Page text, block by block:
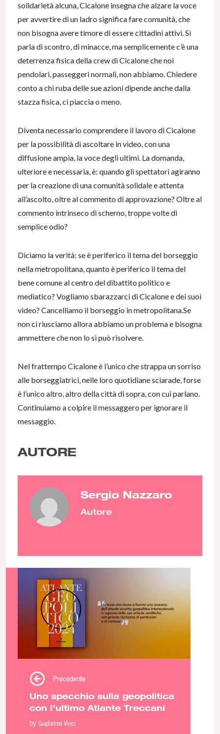
solidarietà alcuna, Cicalone insegna che alzare la voce
per avvertire di un ladro significa fare comunità, che
non bisogna avere timore di essere cittadini attivi. Si
parla di scontro, di minacce, ma semplicemente c’è una
deterrenza fisica della crew di Cicalone che noi
pendolari, passeggeri normali, non abbiamo. Chiedere
conto a chi ruba delle sue azioni dipende anche dalla
stazza fisica, ci piaccia o meno.
Diventa necessario comprendere il lavoro di Cicalone
per la possibilità di ascoltare in video, con una
diffusione ampia, la voce degli ultimi. La domanda,
ulteriore e necessaria, è: quando gli spettatori agiranno
per la creazione di una comunità solidale e attenta
all’ascolto, oltre al commento di approvazione? Oltre al
commento intrinseco di scherno, troppe volte di
semplice odio?
Diciamo la verità: se è periferico il tema del borseggio
nella metropolitana, quanto è periferico il tema del
bene comune al centro del dibattito politico e
mediatico? Vogliamo sbarazzarci di Cicalone e dei suoi
video? Cancelliamo il borseggio in metropolitana.Se
non ci riusciamo allora abbiamo un problema e bisogna
ammettere che non lo si può risolvere.
Nel frattempo Cicalone è l’unico che strappa un sorriso
alle borseggiatrici, nelle loro quotidiane sciarade, forse
è l’unico altro, altro della città di sopra, con cui parlano.
Continuiamo a colpire il messaggero per ignorare il
messaggio.
AUTORE
Sergio Nazzaro
Autore
Precedente
Uno specchio sulla geopolitica
con l’ultimo Atlante Treccani
by Guglielmo Vinci